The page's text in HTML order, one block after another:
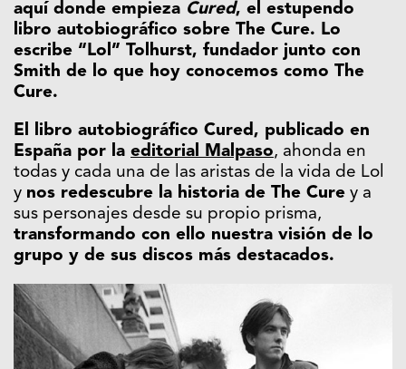
aquí donde empieza Cured, el estupendo
libro autobiográfico sobre The Cure. Lo
escribe “Lol” Tolhurst, fundador junto con
Smith de lo que hoy conocemos como The
Cure.
El libro autobiográfico Cured, publicado en
España por la editorial Malpaso, ahonda en
todas y cada una de las aristas de la vida de Lol
y nos redescubre la historia de The Cure y a
sus personajes desde su propio prisma,
transformando con ello nuestra visión de lo
grupo y de sus discos más destacados.